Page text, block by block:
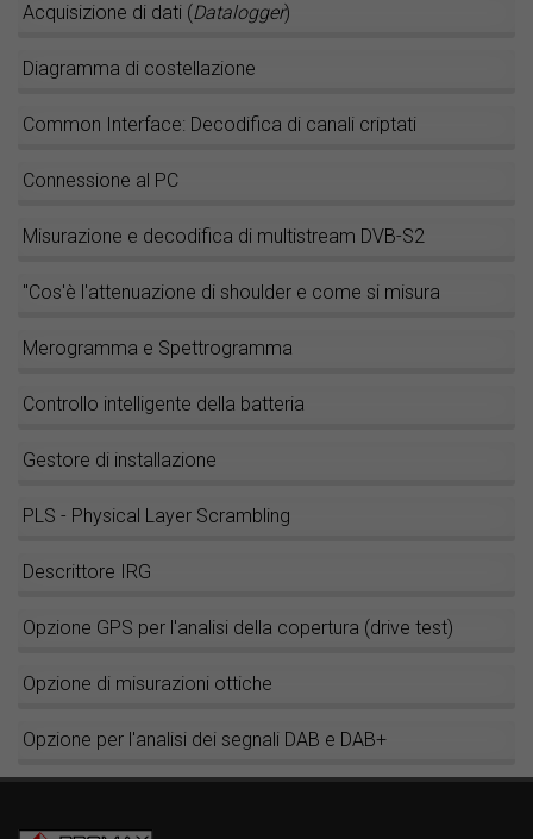
Acquisizione di dati (Datalogger)
Diagramma di costellazione
Common Interface: Decodifica di canali criptati
Connessione al PC
Misurazione e decodifica di multistream DVB-S2
"Cos'è l'attenuazione di shoulder e come si misura
Merogramma e Spettrogramma
Controllo intelligente della batteria
Gestore di installazione
PLS - Physical Layer Scrambling
Descrittore IRG
Opzione GPS per l'analisi della copertura (drive test)
Opzione di misurazioni ottiche
Opzione per l'analisi dei segnali DAB e DAB+